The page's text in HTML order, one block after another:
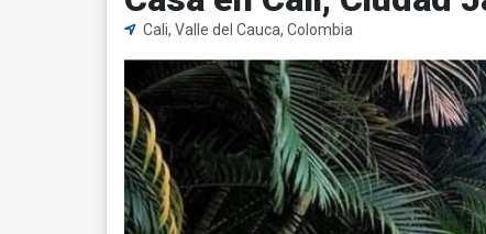
Cali, Valle del Cauca, Colombia